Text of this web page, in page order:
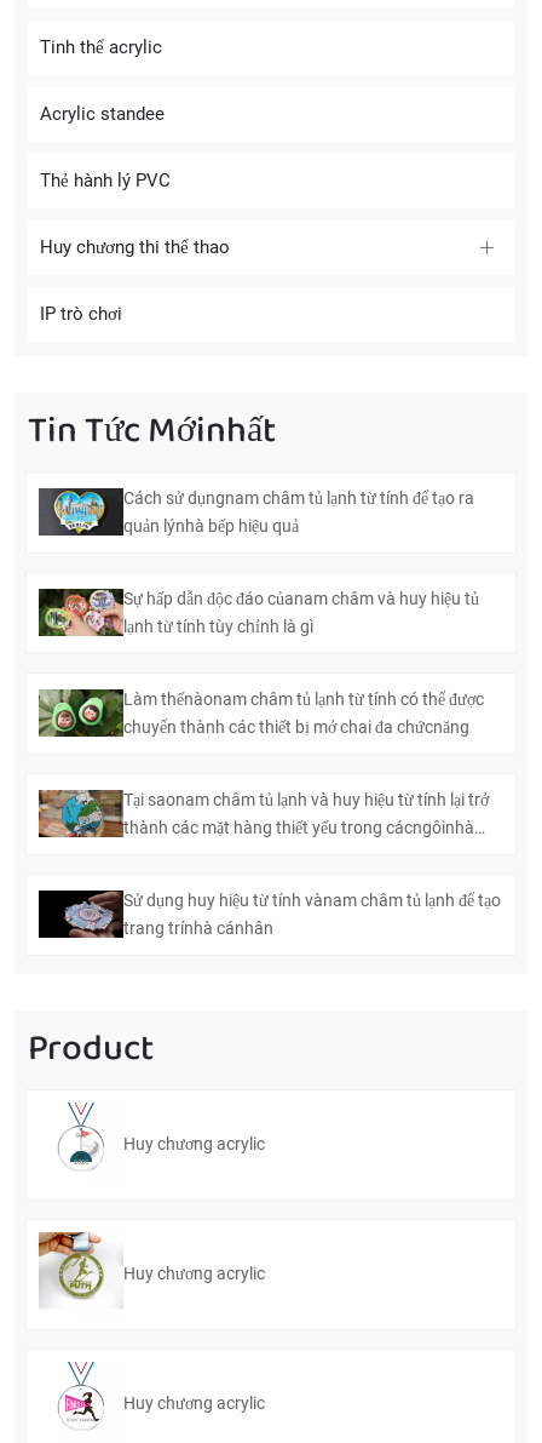
Tinh thể acrylic
Acrylic standee
Thẻ hành lý PVC
Huy chương thi thể thao
IP trò chơi
Tin Tức Mớinhất
Cách sử dụngnam châm tủ lạnh từ tính để tạo ra
quản lýnhà bếp hiệu quả
Sự hấp dẫn độc đáo củanam châm và huy hiệu tủ
lạnh từ tính tùy chỉnh là gì
Làm thếnàonam châm tủ lạnh từ tính có thể được
chuyển thành các thiết bị mở chai đa chứcnăng
Tại saonam châm tủ lạnh và huy hiệu từ tính lại trở
thành các mặt hàng thiết yếu trong cácngôinhà
Sử dụng huy hiệu từ tính vànam châm tủ lạnh để tạo
trang trínhà cánhân
Product
Huy chương acrylic
Huy chương acrylic
Huy chương acrylic